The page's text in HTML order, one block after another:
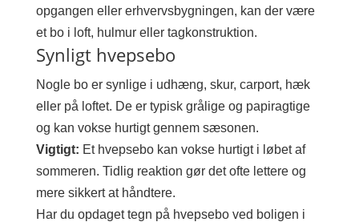
opgangen eller erhvervsbygningen, kan der være
et bo i loft, hulmur eller tagkonstruktion.
Synligt hvepsebo
Nogle bo er synlige i udhæng, skur, carport, hæk
eller på loftet. De er typisk grålige og papiragtige
og kan vokse hurtigt gennem sæsonen.
Vigtigt: Et hvepsebo kan vokse hurtigt i løbet af
sommeren. Tidlig reaktion gør det ofte lettere og
mere sikkert at håndtere.
Har du opdaget tegn på hvepsebo ved boligen i